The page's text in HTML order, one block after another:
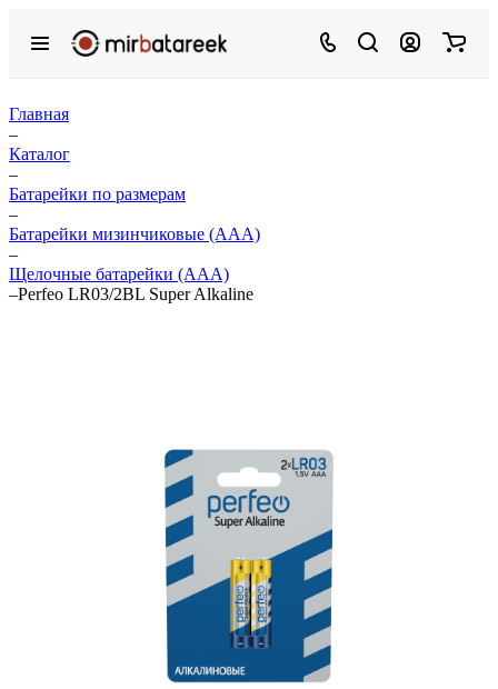
Главная
–
Каталог
–
Батарейки по размерам
–
Батарейки мизинчиковые (ААА)
–
Щелочные батарейки (ААА)
–Perfeo LR03/2BL Super Alkaline